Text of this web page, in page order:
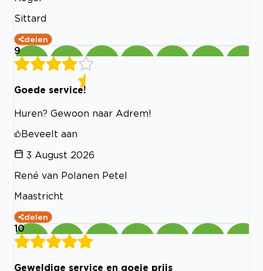
Sittard
delen
9
Goede service!
Huren? Gewoon naar Adrem!
Beveelt aan
3 August 2026
René van Polanen Petel
Maastricht
delen
10
Geweldige service en goeie prijs